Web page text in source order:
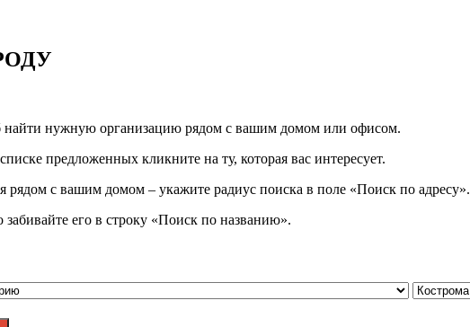
найти нужную организацию рядом с вашим домом или офисом.
предложенных кликните на ту, которая вас интересует.
рядом с вашим домом – укажите радиус поиска в поле «Поиск по адресу».
его в строку «Поиск по названию».